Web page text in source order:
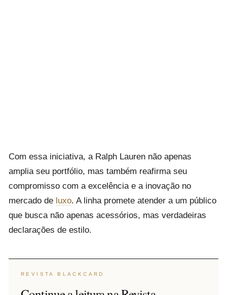
Com essa iniciativa, a Ralph Lauren não apenas
amplia seu portfólio, mas também reafirma seu
compromisso com a excelência e a inovação no
mercado de luxo. A linha promete atender a um público
que busca não apenas acessórios, mas verdadeiras
declarações de estilo.
REVISTA BLACKCARD